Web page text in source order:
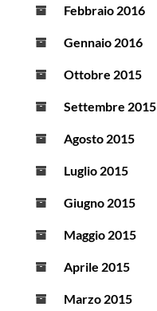
Febbraio 2016
Gennaio 2016
Ottobre 2015
Settembre 2015
Agosto 2015
Luglio 2015
Giugno 2015
Maggio 2015
Aprile 2015
Marzo 2015